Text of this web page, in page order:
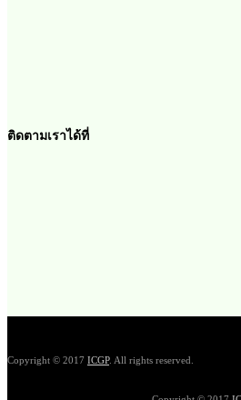
ติดตามเราได้ที่
Copyright © 2017 ICGP. All rights reserved.